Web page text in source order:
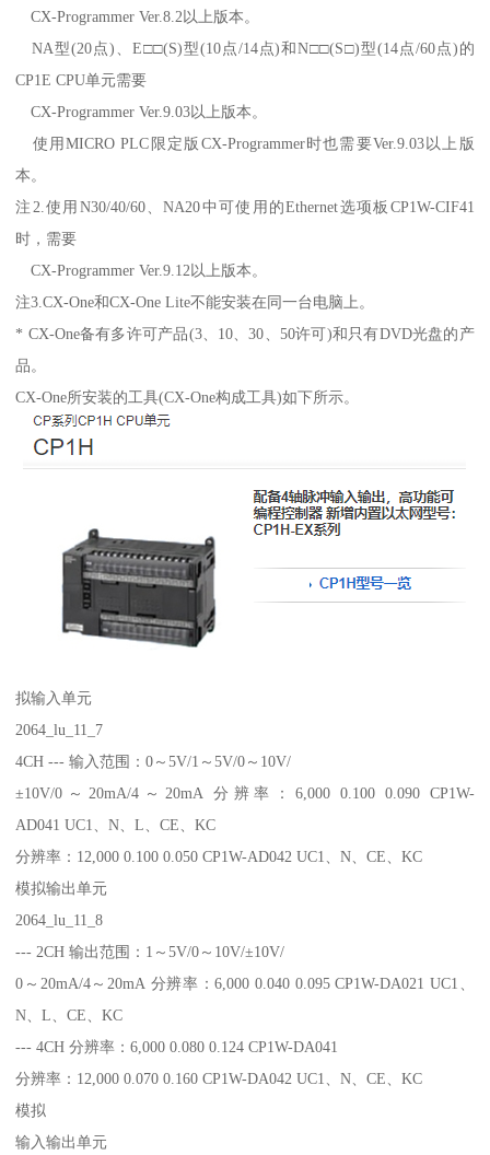
CX-Programmer Ver.8.2以上版本。
NA型(20点)、E□□(S)型(10点/14点)和N□□(S□)型(14点/60点)的
CP1E CPU单元需要
CX-Programmer Ver.9.03以上版本。
使用MICRO PLC限定版CX-Programmer时也需要Ver.9.03以上版
本。
注2.使用N30/40/60、NA20中可使用的Ethernet选项板CP1W-CIF41
时，需要
CX-Programmer Ver.9.12以上版本。
注3.CX-One和CX-One Lite不能安装在同一台电脑上。
* CX-One备有多许可产品(3、10、30、50许可)和只有DVD光盘的产
品。
CX-One所安装的工具(CX-One构成工具)如下所示。
拟输入单元
2064_lu_11_7
4CH --- 输入范围：0～5V/1～5V/0～10V/
±10V/0～20mA/4～20mA 分辨率：6,000 0.100 0.090 CP1W-
AD041 UC1、N、L、CE、KC
分辨率：12,000 0.100 0.050 CP1W-AD042 UC1、N、CE、KC
模拟输出单元
2064_lu_11_8
--- 2CH 输出范围：1～5V/0～10V/±10V/
0～20mA/4～20mA 分辨率：6,000 0.040 0.095 CP1W-DA021 UC1、
N、L、CE、KC
--- 4CH 分辨率：6,000 0.080 0.124 CP1W-DA041
分辨率：12,000 0.070 0.160 CP1W-DA042 UC1、N、CE、KC
模拟
输入输出单元